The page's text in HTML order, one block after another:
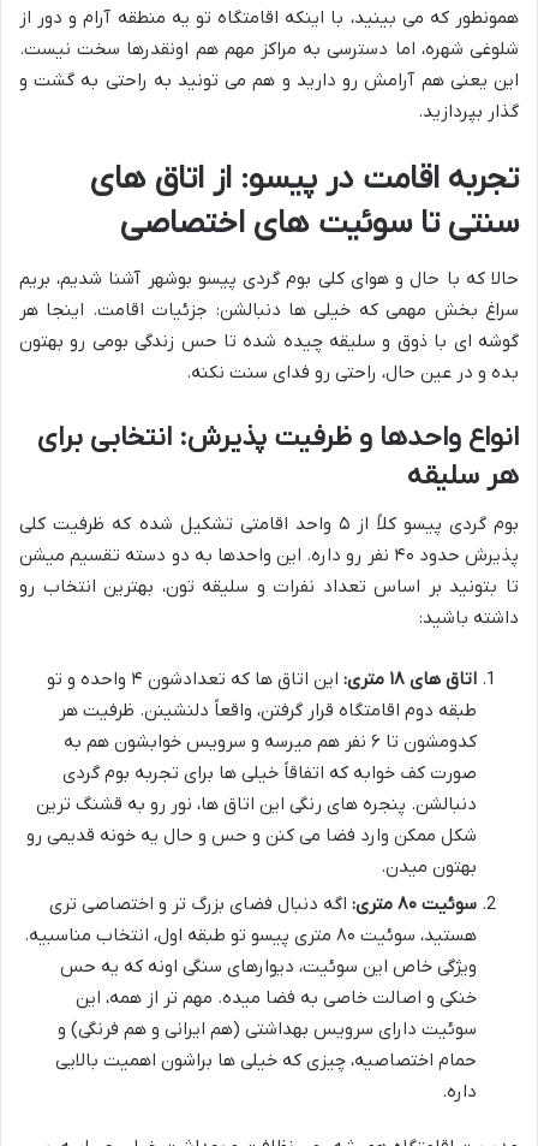
همونطور که می بینید، با اینکه اقامتگاه تو یه منطقه آرام و دور از
شلوغی شهره، اما دسترسی به مراکز مهم هم اونقدرها سخت نیست.
این یعنی هم آرامش رو دارید و هم می تونید به راحتی به گشت و
گذار بپردازید.
تجربه اقامت در پیسو: از اتاق های
سنتی تا سوئیت های اختصاصی
حالا که با حال و هوای کلی بوم گردی پیسو بوشهر آشنا شدیم، بریم
سراغ بخش مهمی که خیلی ها دنبالشن: جزئیات اقامت. اینجا هر
گوشه ای با ذوق و سلیقه چیده شده تا حس زندگی بومی رو بهتون
بده و در عین حال، راحتی رو فدای سنت نکنه.
انواع واحدها و ظرفیت پذیرش: انتخابی برای
هر سلیقه
بوم گردی پیسو کلاً از ۵ واحد اقامتی تشکیل شده که ظرفیت کلی
پذیرش حدود ۴۰ نفر رو داره. این واحدها به دو دسته تقسیم میشن
تا بتونید بر اساس تعداد نفرات و سلیقه تون، بهترین انتخاب رو
داشته باشید:
اتاق های ۱۸ متری:
این اتاق ها که تعدادشون ۴ واحده و تو
طبقه دوم اقامتگاه قرار گرفتن، واقعاً دلنشینن. ظرفیت هر
کدومشون تا ۶ نفر هم میرسه و سرویس خوابشون هم به
صورت کف خوابه که اتفاقاً خیلی ها برای تجربه بوم گردی
دنبالشن. پنجره های رنگی این اتاق ها، نور رو به قشنگ ترین
شکل ممکن وارد فضا می کنن و حس و حال یه خونه قدیمی رو
بهتون میدن.
سوئیت ۸۰ متری:
اگه دنبال فضای بزرگ تر و اختصاصی تری
هستید، سوئیت ۸۰ متری پیسو تو طبقه اول، انتخاب مناسبیه.
ویژگی خاص این سوئیت، دیوارهای سنگی اونه که یه حس
خنکی و اصالت خاصی به فضا میده. مهم تر از همه، این
سوئیت دارای سرویس بهداشتی (هم ایرانی و هم فرنگی) و
حمام اختصاصیه، چیزی که خیلی ها براشون اهمیت بالایی
داره.